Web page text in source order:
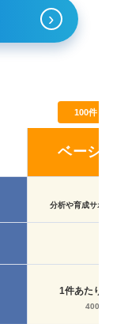
›
100件以
ベーシ
分析や育成サポ
1件あたり